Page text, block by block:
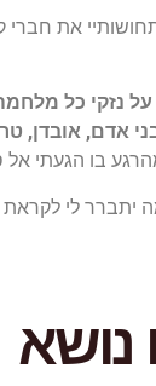
את חברי
נזקי כל
אדם, אובדן,
בו הגעתי אל
יתברר לי
נושא